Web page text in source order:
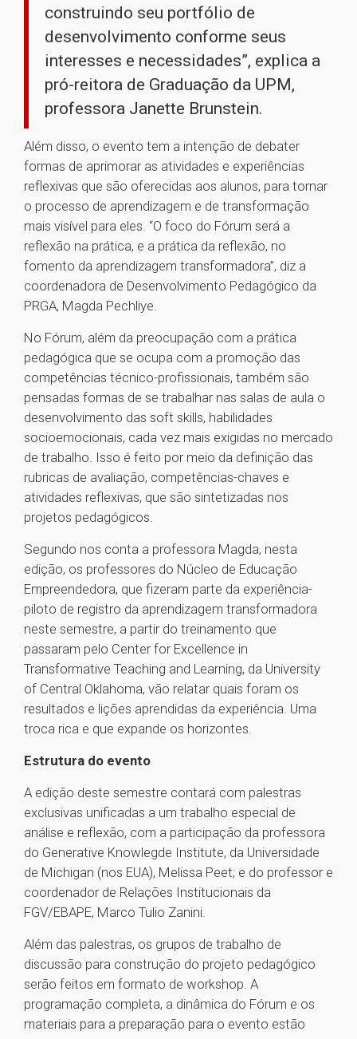
construindo seu portfólio de
desenvolvimento conforme seus
interesses e necessidades”, explica a
pró-reitora de Graduação da UPM,
professora Janette Brunstein.
Além disso, o evento tem a intenção de debater
formas de aprimorar as atividades e experiências
reflexivas que são oferecidas aos alunos, para tornar
o processo de aprendizagem e de transformação
mais visível para eles. “O foco do Fórum será a
reflexão na prática, e a prática da reflexão, no
fomento da aprendizagem transformadora”, diz a
coordenadora de Desenvolvimento Pedagógico da
PRGA, Magda Pechliye.
No Fórum, além da preocupação com a prática
pedagógica que se ocupa com a promoção das
competências técnico-profissionais, também são
pensadas formas de se trabalhar nas salas de aula o
desenvolvimento das soft skills, habilidades
socioemocionais, cada vez mais exigidas no mercado
de trabalho. Isso é feito por meio da definição das
rubricas de avaliação, competências-chaves e
atividades reflexivas, que são sintetizadas nos
projetos pedagógicos.
Segundo nos conta a professora Magda, nesta
edição, os professores do Núcleo de Educação
Empreendedora, que fizeram parte da experiência-
piloto de registro da aprendizagem transformadora
neste semestre, a partir do treinamento que
passaram pelo Center for Excellence in
Transformative Teaching and Learning, da University
of Central Oklahoma, vão relatar quais foram os
resultados e lições aprendidas da experiência. Uma
troca rica e que expande os horizontes.
Estrutura do evento
A edição deste semestre contará com palestras
exclusivas unificadas a um trabalho especial de
análise e reflexão, com a participação da professora
do Generative Knowlegde Institute, da Universidade
de Michigan (nos EUA), Melissa Peet; e do professor e
coordenador de Relações Institucionais da
FGV/EBAPE, Marco Tulio Zanini.
Além das palestras, os grupos de trabalho de
discussão para construção do projeto pedagógico
serão feitos em formato de workshop. A
programação completa, a dinâmica do Fórum e os
materiais para a preparação para o evento estão